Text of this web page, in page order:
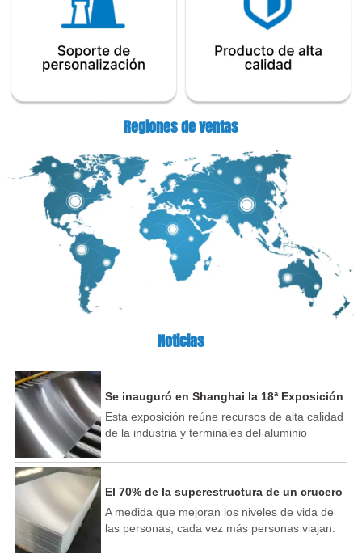
Regiones de ventas
Noticias
Se inauguró en Shanghai la 18ª Exposición
Internacional de la Industria del Aluminio
de China.
Esta exposición reúne recursos de alta calidad
de la industria y terminales del aluminio
líderes de la industria del aluminio y recién
tecnologías, nuevos productos y nuevas
aplicaciones en la industria del aluminio.
industria y más de 100 nuevos participantes
El 70% de la superestructura de un crucero
se puede fabricar con aluminio
A medida que mejoran los niveles de vida de
las personas, cada vez más personas viajan.